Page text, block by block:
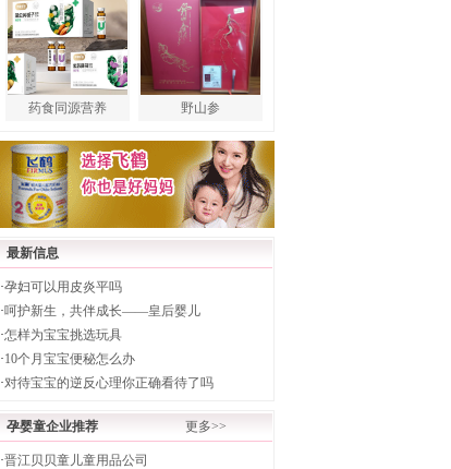
药食同源营养 野山参
最新信息
·孕妇可以用皮炎平吗
·呵护新生，共伴成长——皇后婴儿
·怎样为宝宝挑选玩具
·10个月宝宝便秘怎么办
·对待宝宝的逆反心理你正确看待了吗
孕婴童企业推荐 更多>>
·晋江贝贝童儿童用品公司